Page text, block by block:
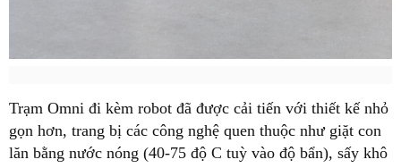
Trạm Omni đi kèm robot đã được cải tiến với thiết kế nhỏ
gọn hơn, trang bị các công nghệ quen thuộc như giặt con
lăn bằng nước nóng (40-75 độ C tuỳ vào độ bẩn), sấy khô